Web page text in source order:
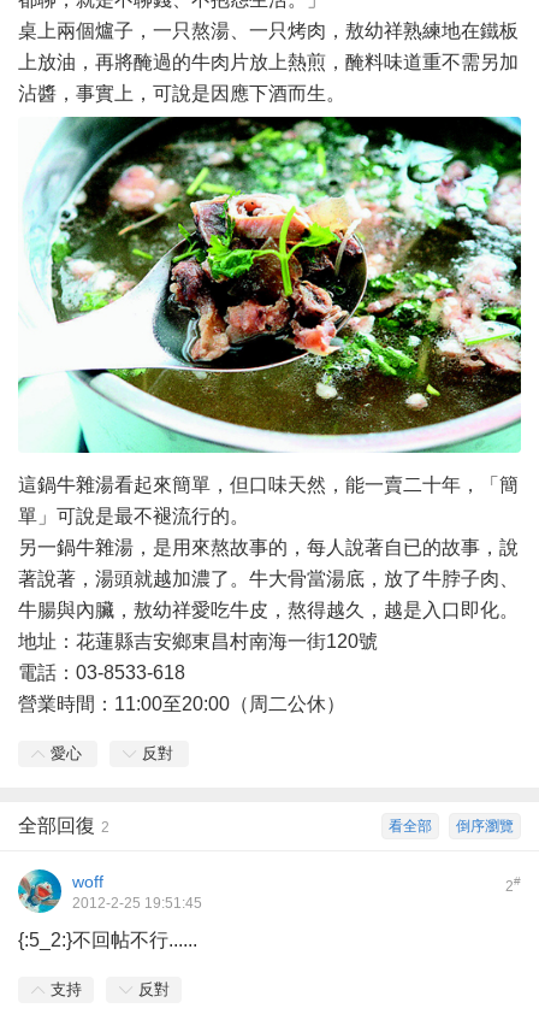
桌上兩個爐子，一只熬湯、一只烤肉，敖幼祥熟練地在鐵板
上放油，再將醃過的牛肉片放上熱煎，醃料味道重不需另加
沾醬，事實上，可說是因應下酒而生。
這鍋牛雜湯看起來簡單，但口味天然，能一賣二十年，「簡
單」可說是最不褪流行的。
另一鍋牛雜湯，是用來熬故事的，每人說著自已的故事，說
著說著，湯頭就越加濃了。牛大骨當湯底，放了牛脖子肉、
牛腸與內臟，敖幼祥愛吃牛皮，熬得越久，越是入口即化。
地址：花蓮縣吉安鄉東昌村南海一街120號
電話：03-8533-618
營業時間：11:00至20:00（周二公休）
愛心 反對
倒序瀏覽
看全部
全部回復 2
2#
woff
2012-2-25 19:51:45
{:5_2:}不回帖不行......
支持 反對